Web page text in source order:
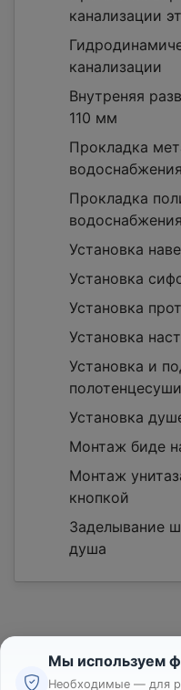
канализации
канализации
Внутреняя
110 мм
Прокладка
Прокладка
Установка
Установка
Установка
Установка
Установка и
Установка
Монтаж биде
Монтаж
кнопкой
Заделывание
душа
Мы используем
Необходимые — для